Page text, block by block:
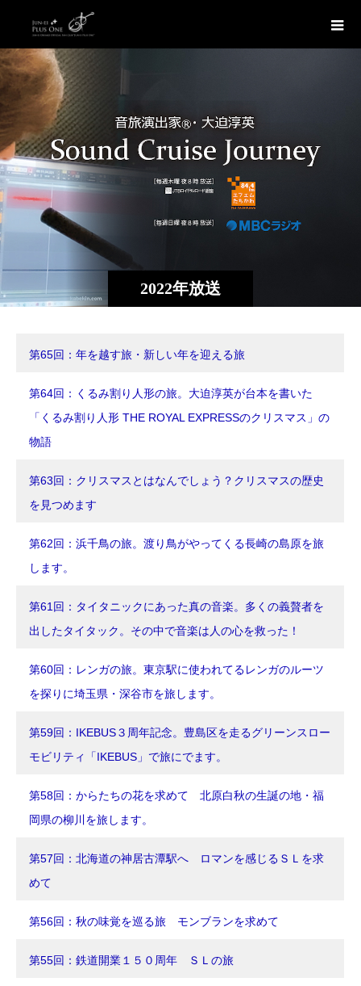
2022年放送
第65回：年を越す旅・新しい年を迎える旅
第64回：くるみ割り人形の旅。大迫淳英が台本を書いた
「くるみ割り人形 THE ROYAL EXPRESSのクリスマス」の
物語
第63回：クリスマスとはなんでしょう？クリスマスの歴史
を見つめます
第62回：浜千鳥の旅。渡り鳥がやってくる長崎の島原を旅
します。
第61回：タイタニックにあった真の音楽。多くの義贅者を
出したタイタック。その中で音楽は人の心を救った！
第60回：レンガの旅。東京駅に使われてるレンガのルーツ
を探りに埼玉県・深谷市を旅します。
第59回：IKEBUS３周年記念。豊島区を走るグリーンスロー
モビリティ「IKEBUS」で旅にでます。
第58回：からたちの花を求めて 北原白秋の生誕の地・福
岡県の柳川を旅します。
第57回：北海道の神居古潭駅へ ロマンを感じるＳＬを求
めて
第56回：秋の味覚を巡る旅 モンブランを求めて
第55回：鉄道開業１５０周年 ＳＬの旅